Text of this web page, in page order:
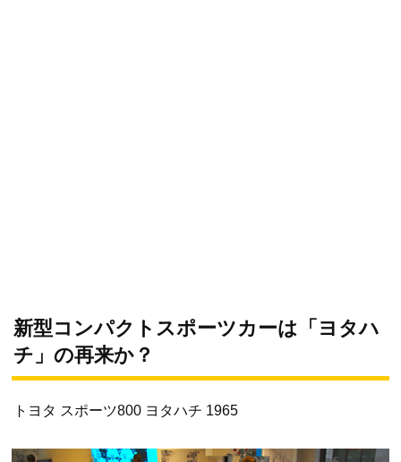
新型コンパクトスポーツカーは「ヨタハ
チ」の再来か？
トヨタ スポーツ800 ヨタハチ 1965